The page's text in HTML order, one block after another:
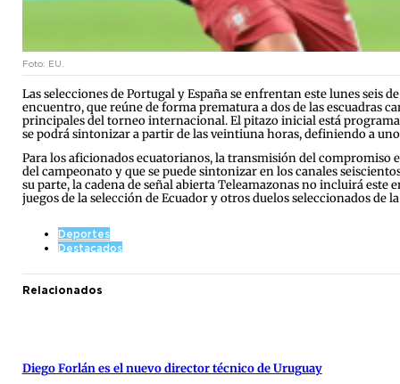
Foto: EU.
Las selecciones de Portugal y España se enfrentan este lunes seis
encuentro, que reúne de forma prematura a dos de las escuadras
principales del torneo internacional. El pitazo inicial está
se podrá sintonizar a partir de las veintiuna horas, definiendo a
Para los aficionados ecuatorianos, la transmisión del compromiso
del campeonato y que se puede sintonizar en los canales
su parte, la cadena de señal abierta Teleamazonas no incluirá
juegos de la selección de Ecuador y otros duelos seleccionados de
Deportes
Destacados
Relacionados
Diego Forlán es el nuevo director técnico de Uruguay